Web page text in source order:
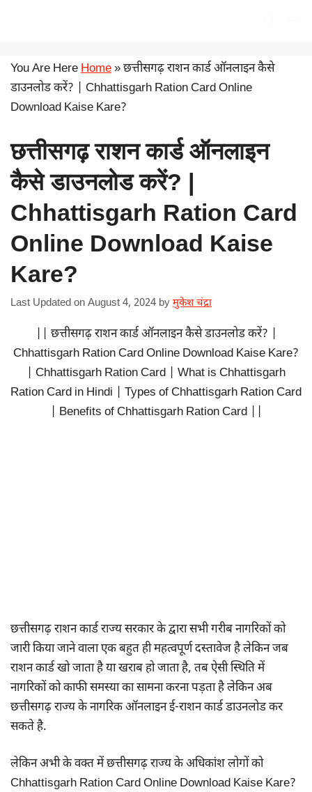
You Are HereHome»छत्तीसगढ़ राशन कार्ड ऑनलाइन कैसे
डाउनलोड करें? | Chhattisgarh Ration Card Online
Download Kaise Kare?
छत्तीसगढ़ राशन कार्ड ऑनलाइन
कैसे डाउनलोड करें? |
Chhattisgarh Ration Card
Online Download Kaise
Kare?
Last Updated on August 4, 2024 by मुकेश चंद्रा
|| छत्तीसगढ़ राशन कार्ड ऑनलाइन कैसे डाउनलोड करें? |
Chhattisgarh Ration Card Online Download Kaise Kare?
| Chhattisgarh Ration Card | What is Chhattisgarh
Ration Card in Hindi | Types of Chhattisgarh Ration Card
| Benefits of Chhattisgarh Ration Card ||
छत्तीसगढ़ राशन कार्ड राज्य सरकार के द्वारा सभी गरीब नागरिकों को
जारी किया जाने वाला एक बहुत ही महत्वपूर्ण दस्तावेज है लेकिन जब
राशन कार्ड खो जाता है या खराब हो जाता है, तब ऐसी स्थिति में
नागरिकों को काफी समस्या का सामना करना पड़ता है लेकिन अब
छत्तीसगढ़ राज्य के नागरिक ऑनलाइन ई-राशन कार्ड डाउनलोड कर
सकते है.
लेकिन अभी के वक्त में छत्तीसगढ़ राज्य के अधिकांश लोगों को
Chhattisgarh Ration Card Online Download Kaise Kare?